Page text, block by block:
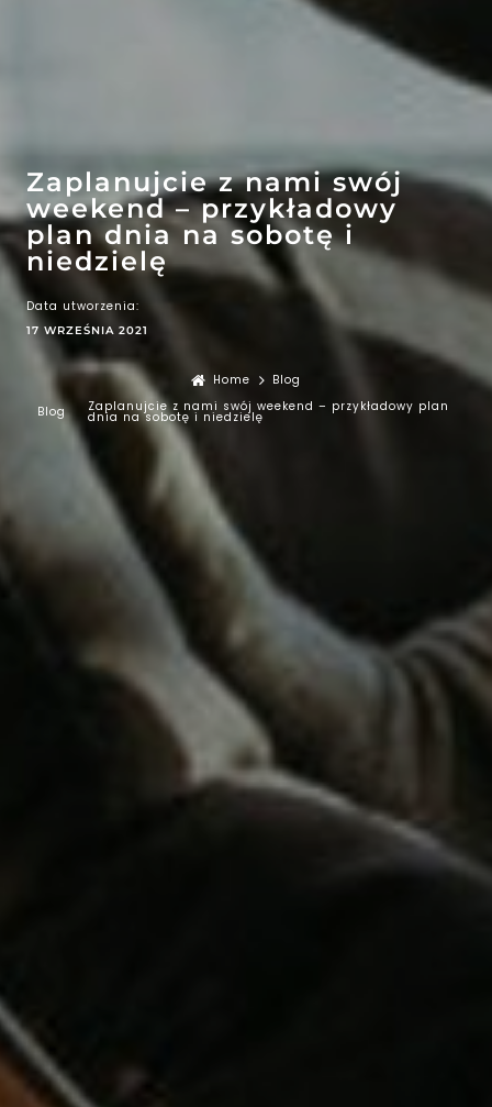
Zaplanujcie z nami swój
weekend – przykładowy
plan dnia na sobotę i
niedzielę
17 WRZEŚNIA 2021
Data utworzenia:
Home
Blog
Blog
Zaplanujcie z nami swój weekend – przykładowy plan
dnia na sobotę i niedzielę